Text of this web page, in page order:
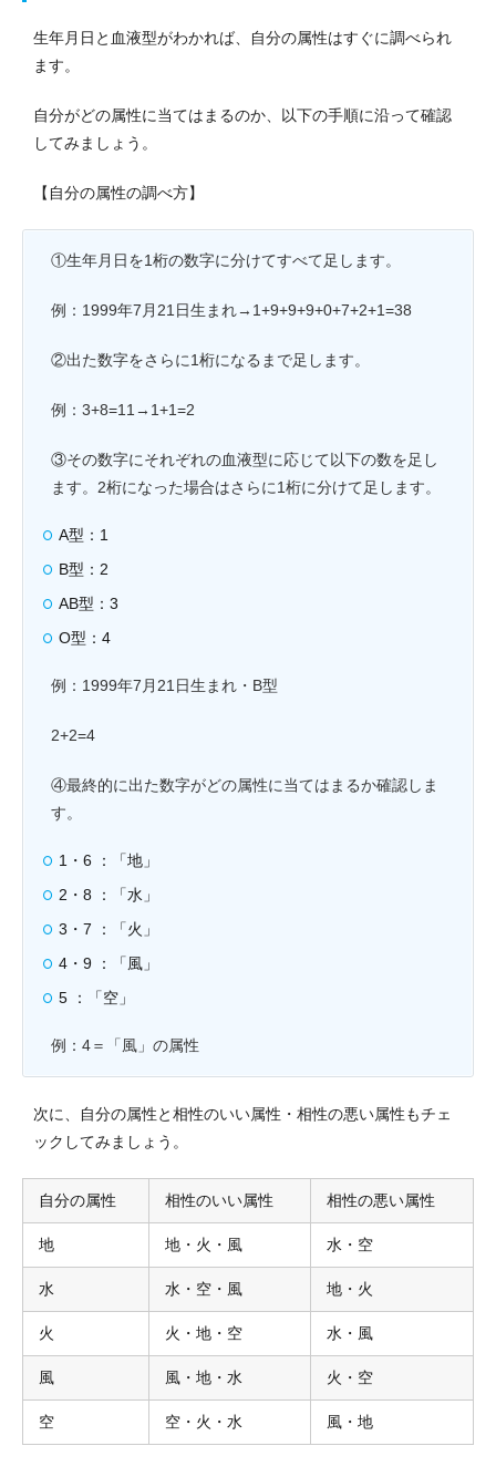
生年月日と血液型がわかれば、自分の属性はすぐに調べられ
ます。
自分がどの属性に当てはまるのか、以下の手順に沿って確認
してみましょう。
【自分の属性の調べ方】
①生年月日を1桁の数字に分けてすべて足します。
例：1999年7月21日生まれ→1+9+9+9+0+7+2+1=38
②出た数字をさらに1桁になるまで足します。
例：3+8=11→1+1=2
③その数字にそれぞれの血液型に応じて以下の数を足し
ます。2桁になった場合はさらに1桁に分けて足します。
A型：1
B型：2
AB型：3
O型：4
例：1999年7月21日生まれ・B型
2+2=4
④最終的に出た数字がどの属性に当てはまるか確認しま
す。
1・6 ：「地」
2・8 ：「水」
3・7 ：「火」
4・9 ：「風」
5 ：「空」
例：4＝「風」の属性
次に、自分の属性と相性のいい属性・相性の悪い属性もチェ
ックしてみましょう。
自分の属性 相性のいい属性 相性の悪い属性
地 地・火・風 水・空
水 水・空・風 地・火
火 火・地・空 水・風
風 風・地・水 火・空
空 空・火・水 風・地